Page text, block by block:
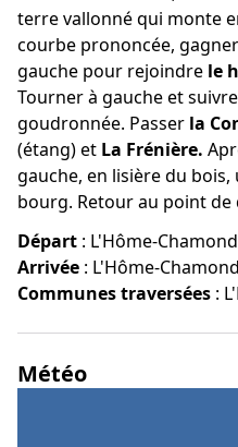
terre vallonné qui monte
courbe prononcée,
gauche pour rejoindre le
Tourner à gauche et
goudronnée. Passer la
(étang) et La Frénière.
gauche, en lisière du
bourg. Retour au point
Départ : L'Hôme-
Arrivée : L'Hôme-
Communes traversées :
Météo